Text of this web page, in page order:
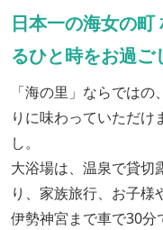
日本一の海女の
るひと時をお過ご
「海の里」ならでは
りに味わっていただけ
し。
大浴場は、温泉で貸切
り、家族旅行、お子様
伊勢神宮まで車で30分